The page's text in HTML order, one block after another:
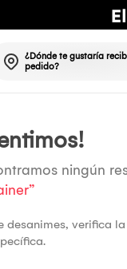
¿Dónde te gustaría
pedido?
ningún
desanimes, verifica